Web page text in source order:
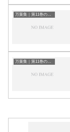
万葉集｜第11巻の和歌一覧
万葉集｜第11巻の和歌一覧